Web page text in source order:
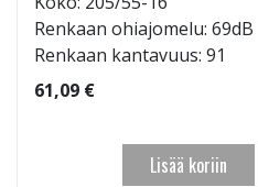
Renkaan ohiajomelu: 69dB
Renkaan kantavuus: 91
61,09 €
Lisää koriin